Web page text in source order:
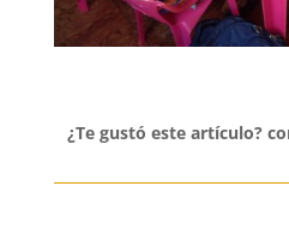
¿Te gustó este artículo?